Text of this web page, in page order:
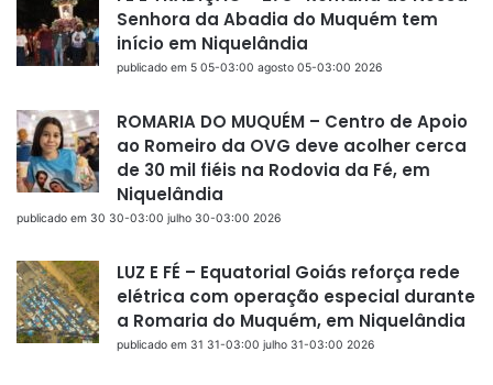
Senhora da Abadia do Muquém tem
início em Niquelândia
publicado em 5 05-03:00 agosto 05-03:00 2026
ROMARIA DO MUQUÉM – Centro de Apoio
ao Romeiro da OVG deve acolher cerca
de 30 mil fiéis na Rodovia da Fé, em
Niquelândia
publicado em 30 30-03:00 julho 30-03:00 2026
LUZ E FÉ – Equatorial Goiás reforça rede
elétrica com operação especial durante
a Romaria do Muquém, em Niquelândia
publicado em 31 31-03:00 julho 31-03:00 2026